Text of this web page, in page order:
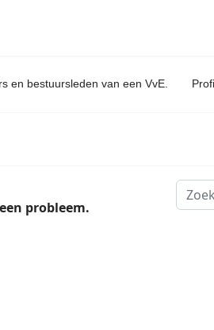
en bestuursleden van een VvE.
probleem.